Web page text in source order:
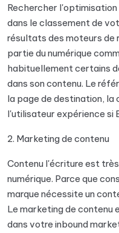
Rechercher
dans le classement de
résultats des moteurs de
partie du numérique
habituellement certains
dans son contenu. Le
la page de destination,
l'utilisateur expérience si
2. Marketing de contenu
Contenu l'écriture est
numérique. Parce que
marque nécessite un
Le marketing de
dans votre inbound